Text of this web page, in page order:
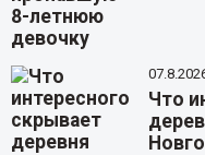
Что